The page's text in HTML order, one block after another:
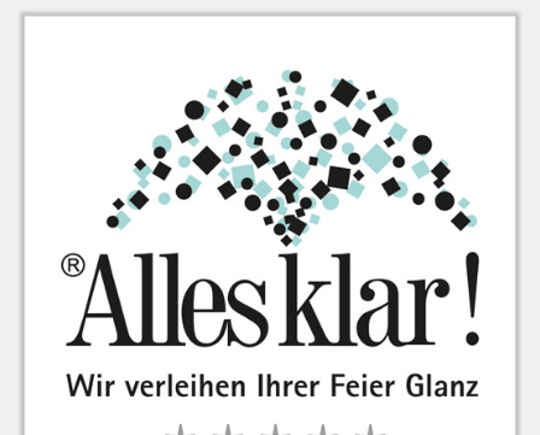
zu Warenkorb hinzugefügt.